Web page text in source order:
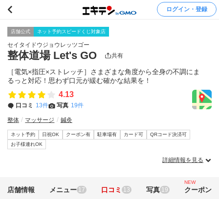
ログイン・登録
店舗公式 ネット予約スピードくじ対象店
セイタイドウジョウレッツゴー
整体道場 Let's GO 共有
［電気×指圧×ストレッチ］さまざまな角度から全身の不調にま
るっと対応！思わず口元が緩む確かな結果を！
4.13
口コミ 13件 写真 19件
整体 マッサージ 鍼灸
ネット予約 日祝OK クーポン有 駐車場有 カード可
QRコード決済可
お子様連れOK
詳細情報を見る
店舗情報 メニュー 17 口コミ 13 写真 19
NEW
クーポン